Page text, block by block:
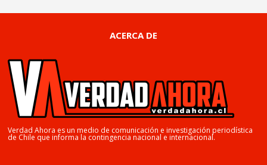
ACERCA DE
Verdad Ahora es un medio de comunicación e investigación periodística
de Chile que informa la contingencia nacional e internacional.